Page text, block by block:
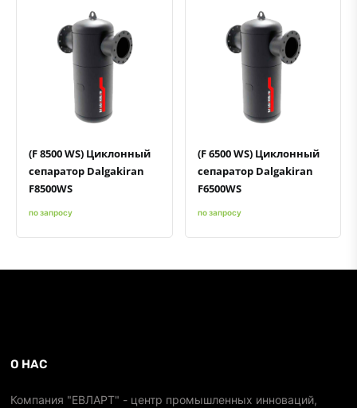
Быстрый просмотрДобавить к сравнению
(F 8500 WS) Циклонный
сепаратор Dalgakiran
F8500WS
по запросу
Быстрый просмотрДобавить к сравнению
(F 6500 WS) Циклонный
сепаратор Dalgakiran
F6500WS
по запросу
О НАС
Компания "ЕВЛАРТ" - центр промышленных инноваций,